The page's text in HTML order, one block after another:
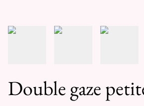
Double gaze